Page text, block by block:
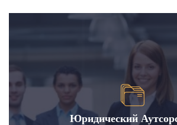
Юридический